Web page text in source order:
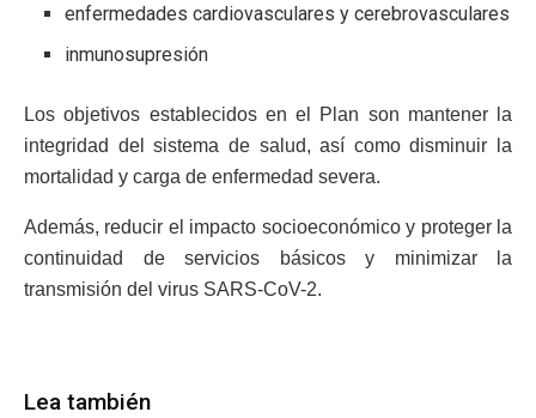
enfermedades cardiovasculares y cerebrovasculares
inmunosupresión
Los objetivos establecidos en el Plan son mantener la
integridad del sistema de salud, así como disminuir la
mortalidad y carga de enfermedad severa.
Además, reducir el impacto socioeconómico y proteger la
continuidad de servicios básicos y minimizar la
transmisión del virus SARS-CoV-2.
Lea también